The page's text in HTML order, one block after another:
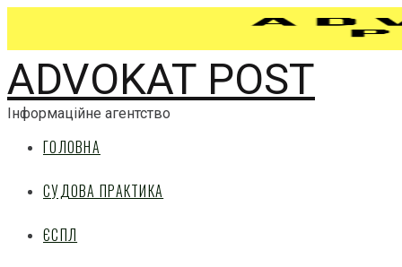
ADVOKAT POST
Інформаційне агентство
ГОЛОВНА
СУДОВА ПРАКТИКА
ЄСПЛ